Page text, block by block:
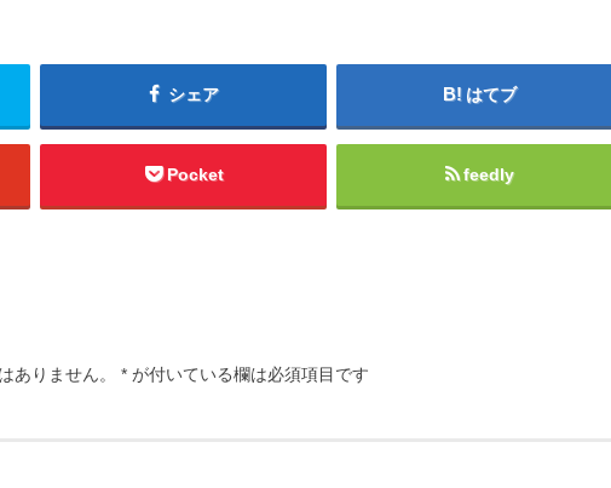
シェア はてブ
Pocket feedly
ありません。 * が付いている欄は必須項目です